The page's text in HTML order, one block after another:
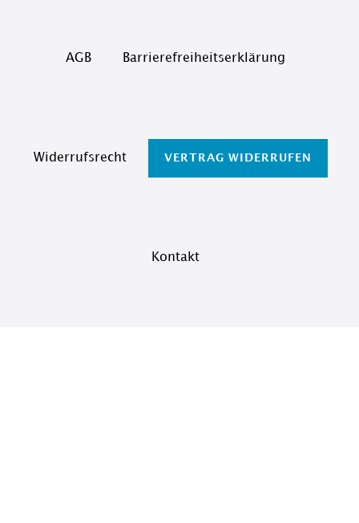
AGB Barrierefreiheitserklärung
Widerrufs­recht VERTRAG WIDERRUFEN
Kontakt